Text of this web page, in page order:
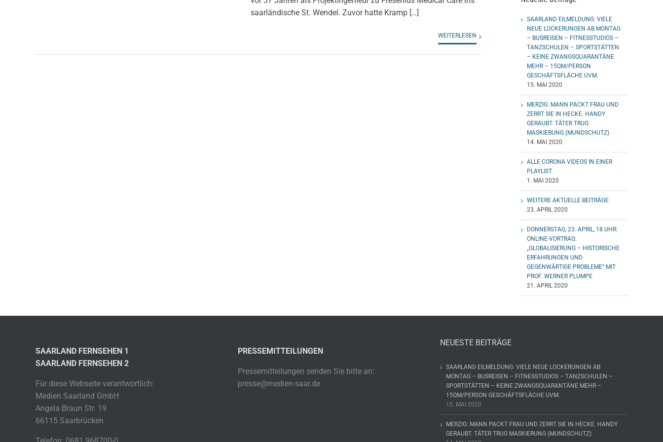
saarländische St. Wendel. Zuvor hatte Kramp […]
WEITERLESEN
SAARLAND EILMELDUNG: VIELE
NEUE LOCKERUNGEN AB MONTAG
– BUSREISEN – FITNESSTUDIOS –
TANZSCHULEN – SPORTSTÄTTEN
– KEINE ZWANGSQUARANTÄNE
MEHR – 15QM/PERSON
GESCHÄFTSFLÄCHE UVM.
15. MAI 2020
MERZIG: MANN PACKT FRAU UND
ZERRT SIE IN HECKE. HANDY
GERAUBT. TÄTER TRUG
MASKIERUNG (MUNDSCHUTZ)
14. MAI 2020
ALLE CORONA VIDEOS IN EINER
PLAYLIST.
1. MAI 2020
WEITERE AKTUELLE BEITRÄGE
23. APRIL 2020
DONNERSTAG, 23. APRIL, 18 UHR:
ONLINE-VORTRAG:
„GLOBALISIERUNG – HISTORISCHE
ERFAHRUNGEN UND
GEGENWÄRTIGE PROBLEME“ MIT
PROF. WERNER PLUMPE
21. APRIL 2020
SAARLAND FERNSEHEN 1
SAARLAND FERNSEHEN 2
Für diese Webseite verantwortlich:
Medien Saarland GmbH
Angela Braun Str. 19
66115 Saarbrücken
PRESSEMITTEILUNGEN
Pressemitteilungen senden Sie bitte an:
presse@medien-saar.de
NEUESTE BEITRÄGE
SAARLAND EILMELDUNG: VIELE NEUE LOCKERUNGEN AB
MONTAG – BUSREISEN – FITNESSTUDIOS – TANZSCHULEN –
SPORTSTÄTTEN – KEINE ZWANGSQUARANTÄNE MEHR –
15QM/PERSON GESCHÄFTSFLÄCHE UVM.
15. MAI 2020
MERZIG: MANN PACKT FRAU UND ZERRT SIE IN HECKE. HANDY
GERAUBT. TÄTER TRUG MASKIERUNG (MUNDSCHUTZ)